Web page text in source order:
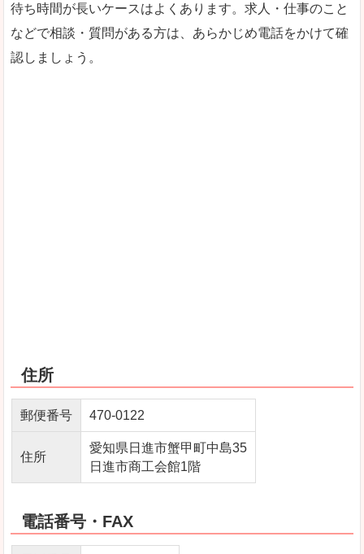
待ち時間が長いケースはよくあります。求人・仕事のこと
などで相談・質問がある方は、あらかじめ電話をかけて確
認しましょう。
住所
郵便番号 470-0122
住所
愛知県日進市蟹甲町中島35
日進市商工会館1階
電話番号・FAX